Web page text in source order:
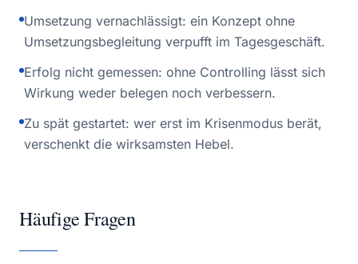
Umsetzung vernachlässigt: ein Konzept ohne
Umsetzungsbegleitung verpufft im Tagesgeschäft.
Erfolg nicht gemessen: ohne Controlling lässt sich
Wirkung weder belegen noch verbessern.
Zu spät gestartet: wer erst im Krisenmodus berät,
verschenkt die wirksamsten Hebel.
Häufige Fragen